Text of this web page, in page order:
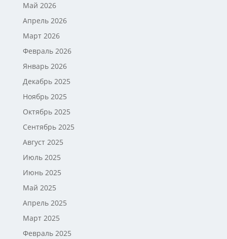
Май 2026
Апрель 2026
Март 2026
Февраль 2026
Январь 2026
Декабрь 2025
Ноябрь 2025
Октябрь 2025
Сентябрь 2025
Август 2025
Июль 2025
Июнь 2025
Май 2025
Апрель 2025
Март 2025
Февраль 2025